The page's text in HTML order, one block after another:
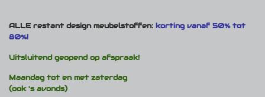
ALLE restant design meubelstoffen: korting vanaf 50% tot
80%!
Uitsluitend geopend op afspraak!
Maandag tot en met zaterdag
(ook 's avonds)